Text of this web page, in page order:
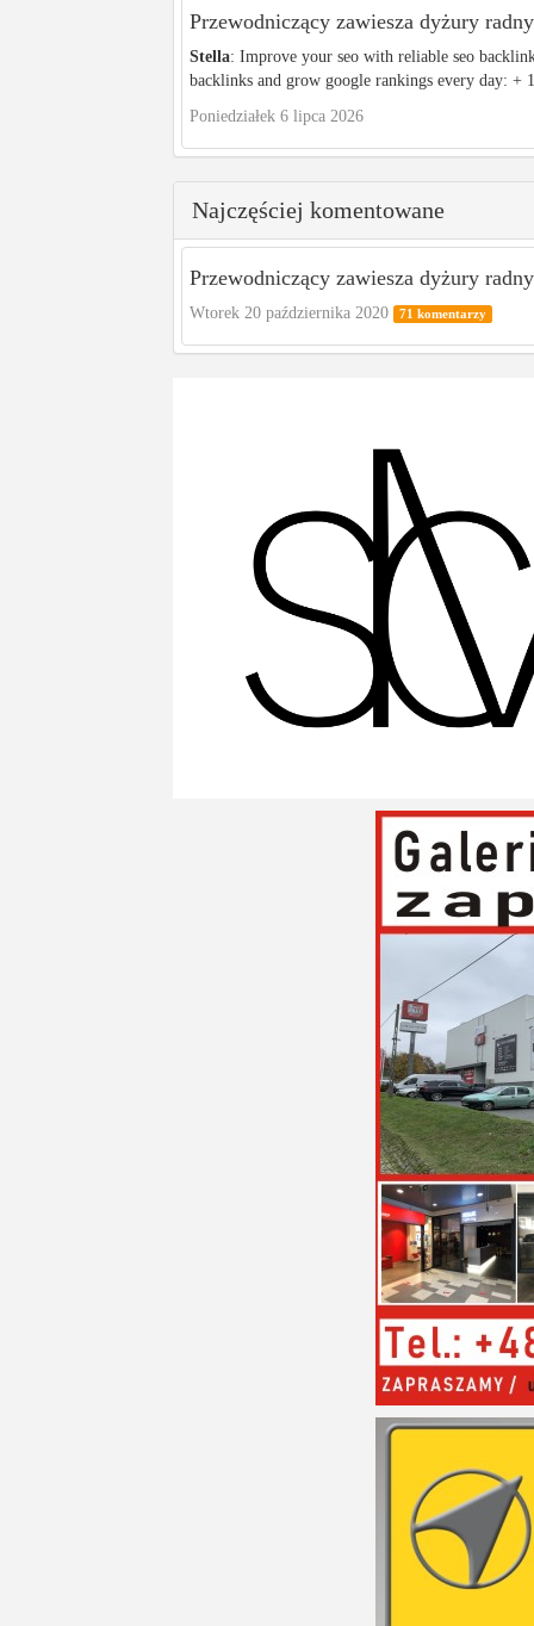
Przewodniczący zawiesza dyżury
Stella: Improve your seo with reliable seo
backlinks and grow google rankings every day: +
Poniedziałek 6 lipca 2026
Najczęściej komentowane
Przewodniczący zawiesza dyżury
Wtorek 20 października 2020 71 komentarzy